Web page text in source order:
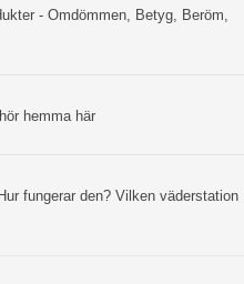
- Omdömmen, Betyg, Beröm,
hemma här
fungerar den? Vilken väderstation